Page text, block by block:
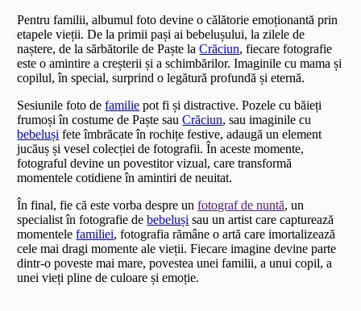
Pentru familii, albumul foto devine o călătorie emoționantă prin
etapele vieții. De la primii pași ai bebelușului, la zilele de
naștere, de la sărbătorile de Paște laCrăciun, fiecare fotografie
este o amintire a creșterii și a schimbărilor. Imaginile cu mama și
copilul, în special, surprind o legătură profundă și eternă.
Sesiunile foto defamilie pot fi și distractive. Pozele cu băieți
frumoși în costume de Paște sauCrăciun, sau imaginile cu
bebeluși fete îmbrăcate în rochițe festive, adaugă un element
jucăuș și vesel colecției de fotografii. În aceste momente,
fotograful devine un povestitor vizual, care transformă
momentele cotidiene în amintiri de neuitat.
În final, fie că este vorba despre unfotograf de nuntă, un
specialist în fotografie debebeluși sau un artist care capturează
momentelefamiliei, fotografia rămâne o artă care imortalizează
cele mai dragi momente ale vieții. Fiecare imagine devine parte
dintr-o poveste mai mare, povestea unei familii, a unui copil, a
unei vieți pline de culoare și emoție.